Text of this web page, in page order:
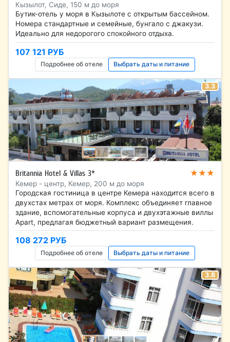
Кызылот, Сиде, 150 м до моря
Бутик-отель у моря в Кызылоте с открытым бассейном.
Номера стандартные и семейные, бунгало с джакузи.
Идеально для недорогого спокойного отдыха.
107 121 РУБ
Подробнее об отеле Выбрать даты и питание
3.3
Britannia Hotel & Villas 3* ★★★
Кемер - центр, Кемер, 200 м до моря
Городская гостиница в центре Кемера находится всего в
двухстах метрах от моря. Комплекс объединяет главное
здание, вспомогательные корпуса и двухэтажные виллы
Apart, предлагая бюджетный вариант размещения.
108 272 РУБ
Подробнее об отеле Выбрать даты и питание
3.8